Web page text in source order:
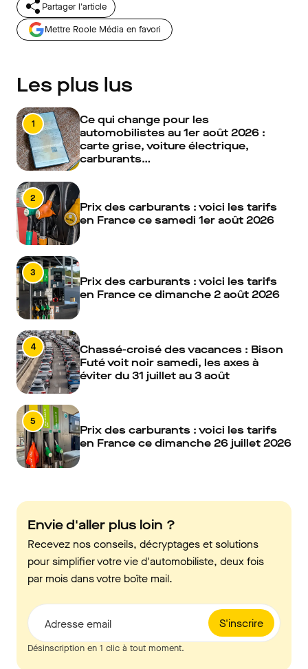
Partager l'article
Mettre Roole Média en favori
Les plus lus
1
Ce qui change pour les
automobilistes au 1er août 2026 :
carte grise, voiture électrique,
carburants…
2
Prix des carburants : voici les tarifs
en France ce samedi 1er août 2026
3
Prix des carburants : voici les tarifs
en France ce dimanche 2 août 2026
4
Chassé-croisé des vacances : Bison
Futé voit noir samedi, les axes à
éviter du 31 juillet au 3 août
5
Prix des carburants : voici les tarifs
en France ce dimanche 26 juillet 2026
Envie d'aller plus loin ?
Recevez nos conseils, décryptages et solutions
pour simplifier votre vie d'automobiliste, deux fois
par mois dans votre boîte mail.
S'inscrire
Adresse email
Désinscription en 1 clic à tout moment.